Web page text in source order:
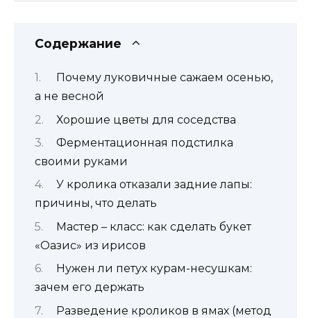
Содержание
Почему луковичные сажаем осенью,
а не весной
Хорошие цветы для соседства
Ферментационная подстилка
своими руками
У кролика отказали задние лапы:
причины, что делать
Мастер – класс: как сделать букет
«Оазис» из ирисов
Нужен ли петух курам-несушкам:
зачем его держать
Разведение кроликов в ямах (метод